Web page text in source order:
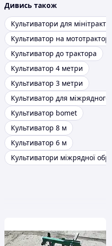
Дивись також
Культиватори для
Культиватор на мототрактор
Культиватор до трактора
Культиватор 4 метри
Культиватор 3 метри
Культиватор для міжрядного
Культиватор bomet
Культиватор 8 м
Культиватор 6 м
Культиватори міжрядної